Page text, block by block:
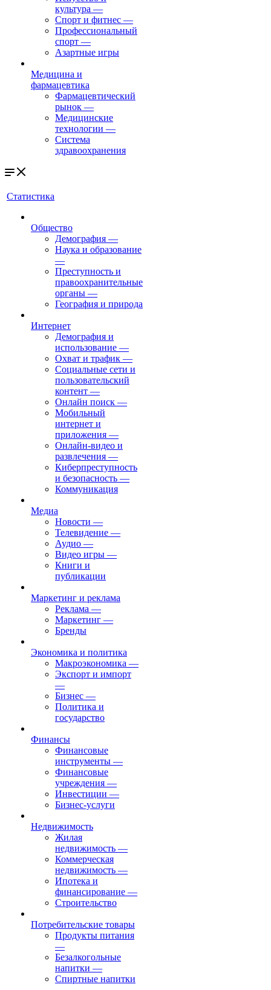
культура —
Спорт и фитнес —
Профессиональный
спорт —
Азартные игры
Медицина и
фармацевтика
Фармацевтический
рынок —
Медицинские
технологии —
Система
здравоохранения
Статистика
Общество
Демография —
Наука и образование
—
Преступность и
правоохранительные
органы —
География и природа
Интернет
Демография и
использование —
Охват и трафик —
Социальные сети и
пользовательский
контент —
Онлайн поиск —
Мобильный
интернет и
приложения —
Онлайн-видео и
развлечения —
Киберпреступность
и безопасность —
Коммуникация
Медиа
Новости —
Телевидение —
Аудио —
Видео игры —
Книги и
публикации
Маркетинг и реклама
Реклама —
Маркетинг —
Бренды
Экономика и политика
Макроэкономика —
Экспорт и импорт
—
Бизнес —
Политика и
государство
Финансы
Финансовые
инструменты —
Финансовые
учреждения —
Инвестиции —
Бизнес-услуги
Недвижимость
Жилая
недвижимость —
Коммерческая
недвижимость —
Ипотека и
финансирование —
Строительство
Потребительские товары
Продукты питания
—
Безалкогольные
напитки —
Спиртные напитки